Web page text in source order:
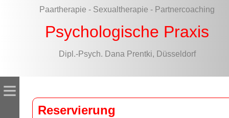
Paartherapie - Sexualtherapie - Partnercoaching
Psychologische Praxis
Dipl.-Psych. Dana Prentki, Düsseldorf
≡
Reservierung